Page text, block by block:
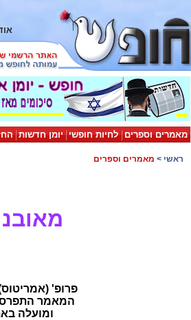
מאמרים וספרים לחיות חופשי יומן חדשות
ראשי > מאמרים וספרים
פרופ'
המאמר
ומועלה